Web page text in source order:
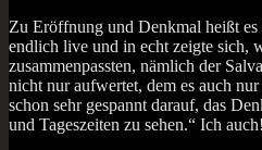
Zu Eröff­nung und Denk­mal heißt es
end­lich live und in echt zeig­te sich,
zusam­men­pass­ten, näm­lich der
nicht nur auf­wer­tet, dem es auch
schon sehr gespannt dar­auf, das
und Tages­zei­ten zu sehen.“ Ich auch!